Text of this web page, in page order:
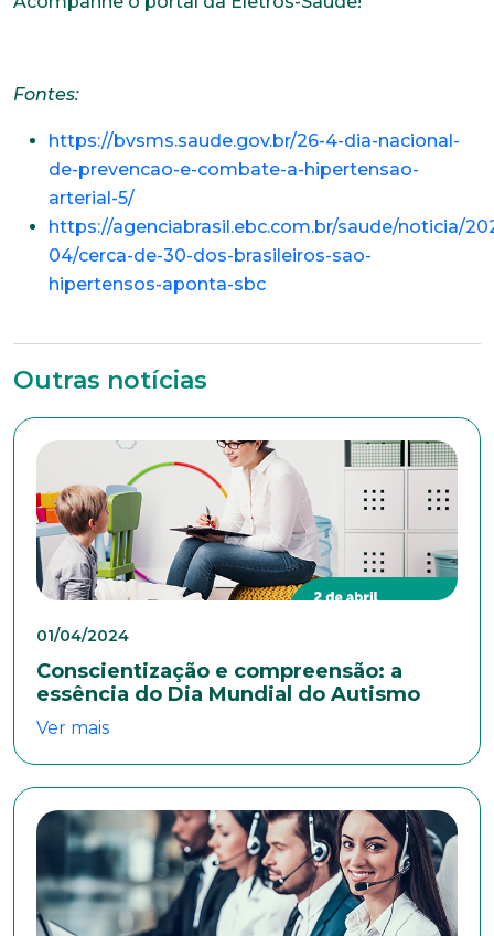
Fontes:
https://bvsms.saude.gov.br/26-4-dia-nacional-
de-prevencao-e-combate-a-hipertensao-
arterial-5/
https://agenciabrasil.ebc.com.br/saude/noticia/
04/cerca-de-30-dos-brasileiros-sao-
hipertensos-aponta-sbc
Outras notícias
01/04/2024
Conscientização e compreensão: a
essência do Dia Mundial do Autismo
Ver mais
Cidade
Naturalidade
Idade
Estado Civil
Escolaridade
Masculino
Área de interesse